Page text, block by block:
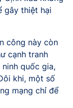
gây thiệt hại
công này còn
cạnh tranh
ninh quốc gia,
khi, một số
mạng chỉ để